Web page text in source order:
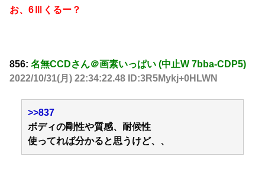
お、6Ⅲくるー？
856: 名無CCDさん＠画素いっぱい (中止W 7bba-CDP5)
2022/10/31(月) 22:34:22.48 ID:3R5Mykj+0HLWN
>>837
ボディの剛性や質感、耐候性
使ってれば分かると思うけど、、